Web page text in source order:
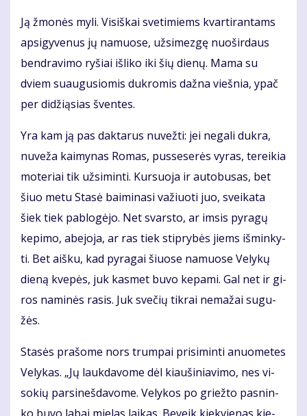
Ją žmo­nės my­li. Vi­siš­kai sve­ti­miems kvar­ti­ran­tams
ap­si­gy­ve­nus jų na­muo­se, už­si­mez­gę nuo­šir­daus
ben­dra­vi­mo ry­šiai iš­li­ko iki šių die­nų. Ma­ma su
dviem su­au­gu­sio­mis duk­ro­mis daž­na vieš­nia, ypač
per di­dži­ą­sias šven­tes.
Yra kam ją pas dak­ta­rus nu­vež­ti: jei ne­ga­li duk­ra,
nu­ve­ža kai­my­nas Ro­mas, pus­se­se­rės vy­ras, te­rei­kia
mo­te­riai tik už­si­min­ti. Kur­suo­ja ir au­to­bu­sas, bet
šiuo me­tu Sta­sė bai­mi­na­si va­žiuo­ti juo, svei­ka­ta
šiek tiek pa­blo­gė­jo. Net svars­to, ar im­sis py­ra­gų
ke­pi­mo, abe­jo­ja, ar ras tiek stip­ry­bės jiems iš­min­ky­
ti. Bet aiš­ku, kad py­ra­gai šiuo­se na­muo­se Ve­ly­kų
die­ną kve­pės, juk kas­met bu­vo ke­pa­mi. Gal net ir gi­
ros na­mi­nės ra­sis. Juk sve­čių tik­rai ne­ma­žai su­gu­
žės.
Sta­sės pra­šo­me nors trum­pai pri­si­min­ti anuo­me­tes
Ve­ly­kas. „Jų lauk­da­vo­me dėl kiau­ši­nia­vi­mo, nes vi­
so­kių par­si­neš­da­vo­me. Ve­ly­kos po griež­to pas­nin­